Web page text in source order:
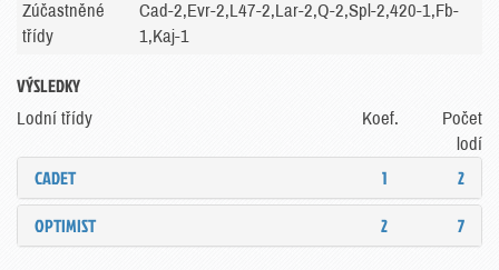
Zúčastněné
třídy
Cad-2,Evr-2,L47-2,Lar-2,Q-2,Spl-2,420-1,Fb-
1,Kaj-1
VÝSLEDKY
Lodní třídy Koef.
Počet
lodí
CADET 1
2
OPTIMIST
2 7